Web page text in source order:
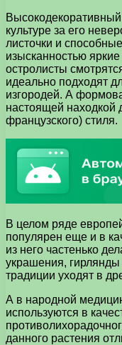
Высокодекоративный
культуре за его
листочки и
изысканностью
остролисты
идеально подходят
изгородей. А
настоящей находкой
французского) стиля.
В целом ряде
популярен еще и в
из него частенько
украшения,
традиции уходят в
А в народной
используются в
данного растения